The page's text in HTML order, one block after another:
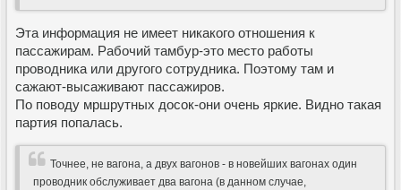
Эта информация не имеет никакого отношения к
пассажирам. Рабочий тамбур-это место работы
проводника или другого сотрудника. Поэтому там и
сажают-высаживают пассажиров.
По поводу мршрутных досок-они очень яркие. Видно такая
партия попалась.
Точнее, не вагона, а двух вагонов - в новейших вагонах один
проводник обслуживает два вагона (в данном случае,